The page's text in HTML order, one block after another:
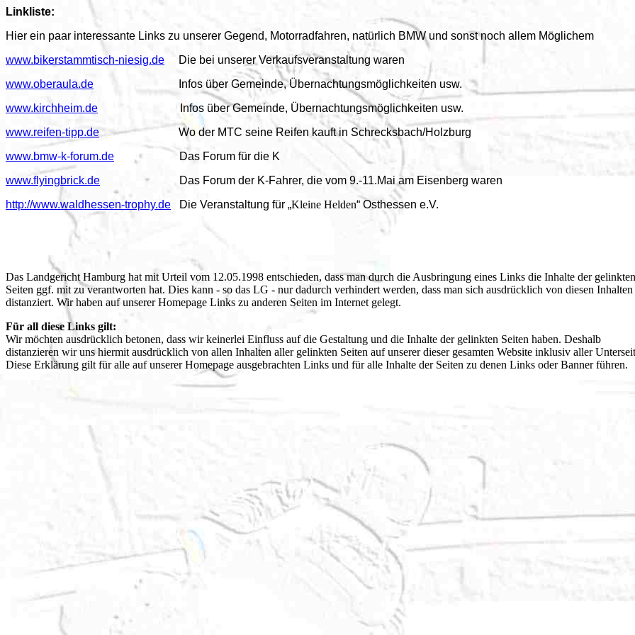
Linkliste:
Hier ein paar interessante Links zu unserer Gegend, Motorradfahren, natürlich BMW und sonst noch allem Möglichem
www.bikerstammtisch-niesig.de Die bei unserer Verkaufsveranstaltung waren
www.oberaula.de
Infos über Gemeinde, Übernachtungsmöglichkeiten usw.
www.kirchheim.de Infos über Gemeinde, Übernachtungsmöglichkeiten usw.
www.reifen-tipp.de Wo der MTC seine Reifen kauft in Schrecksbach/Holzburg
www.bmw-k-forum.de Das Forum für die K
www.flyingbrick.de Das Forum der K-Fahrer, die vom 9.-11.Mai am Eisenberg waren
http://www.waldhessen-trophy.de Die Veranstaltung für „Kleine Helden“ Osthessen e.V.
Das Landgericht Hamburg hat mit Urteil vom 12.05.1998 entschieden, dass man durch die Ausbringung eines Links die Inhalte der gelinkten
Seiten ggf. mit zu verantworten hat. Dies kann - so das LG - nur dadurch verhindert werden, dass man sich ausdrücklich von diesen Inhalten
distanziert. Wir haben auf unserer Homepage Links zu anderen Seiten im Internet gelegt.
Für all diese Links gilt:
Wir möchten ausdrücklich betonen, dass wir keinerlei Einfluss auf die Gestaltung und die Inhalte der gelinkten Seiten haben. Deshalb
distanzieren wir uns hiermit ausdrücklich von allen Inhalten aller gelinkten Seiten auf unserer dieser gesamten Website inklusiv aller
Diese Erklärung gilt für alle auf unserer Homepage ausgebrachten Links und für alle Inhalte der Seiten zu denen Links oder Banner führen.